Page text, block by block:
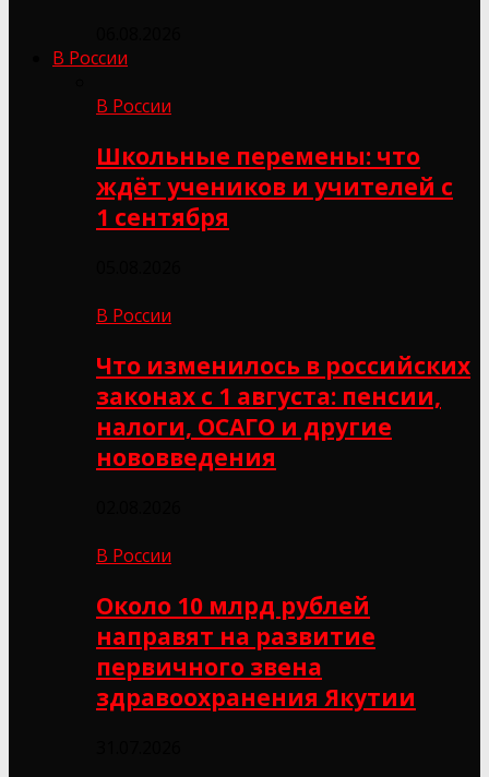
В России
В России
Школьные перемены: что
ждёт учеников и учителей с
1 сентября
В России
Что изменилось в российских
законах с 1 августа: пенсии,
налоги, ОСАГО и другие
нововведения
В России
Около 10 млрд рублей
направят на развитие
первичного звена
здравоохранения Якутии